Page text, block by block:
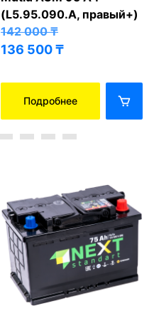
(L5.95.090.A, правый+)
142 000₸
136 500₸
Подробнее